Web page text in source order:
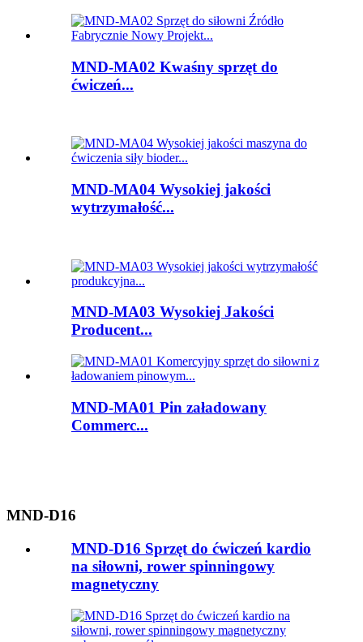
MND-MA02 Kwaśny sprzęt do
ćwiczeń...
MND-MA04 Wysokiej jakości
wytrzymałość...
MND-MA03 Wysokiej Jakości
Producent...
MND-MA01 Pin załadowany
Commerc...
MND-D16
MND-D16 Sprzęt do ćwiczeń kardio
na siłowni, rower spinningowy
magnetyczny